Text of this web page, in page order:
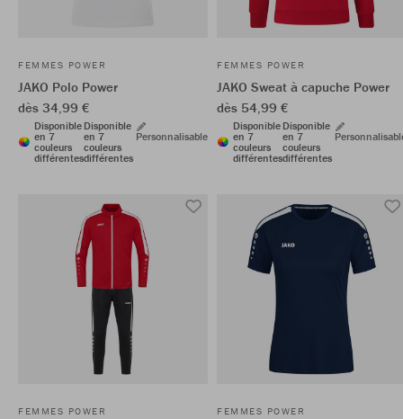
FEMMES POWER
JAKO Polo Power
dès 34,99 €
Disponible
en 7
couleurs
différentes
Disponible
en 7
couleurs
différentes
Personnalisable
FEMMES POWER
JAKO Sweat à capuche Power
dès 54,99 €
Disponible
en 7
couleurs
différentes
Disponible
en 7
couleurs
différentes
FEMMES POWER FEMMES POWER